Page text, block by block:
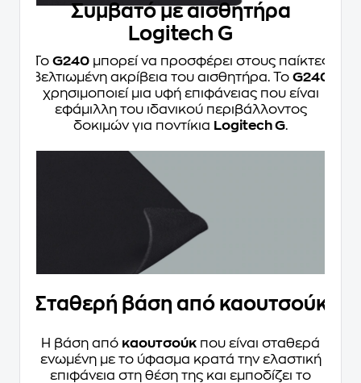
Συμβατό με αισθητήρα
Logitech G
Το G240μπορεί να προσφέρει στους παίκτες
βελτιωμένη ακρίβεια του αισθητήρα. Το G240
χρησιμοποιεί μια υφή επιφάνειας που είναι
εφάμιλλη του ιδανικού περιβάλλοντος
δοκιμών για ποντίκια Logitech G.
Σταθερή βάση από καουτσούκ
Η βάση από καουτσούκ που είναι σταθερά
ενωμένη με το ύφασμα κρατά την ελαστική
επιφάνεια στη θέση της και εμποδίζει το